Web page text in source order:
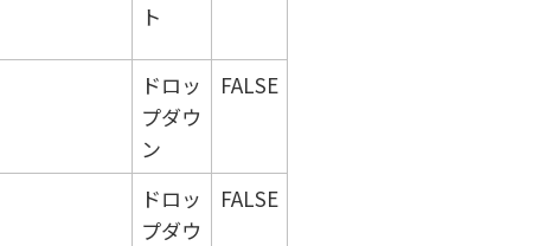
ト
ドロッ
プダウ
ン
FALSE
ドロッ
プダウ
FALSE